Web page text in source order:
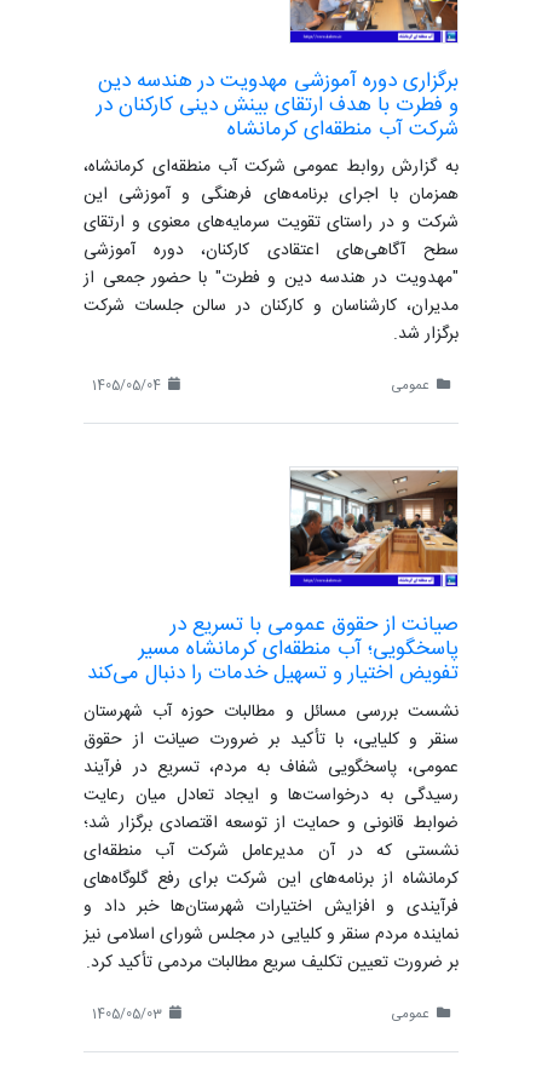
برگزاری دوره آموزشی مهدویت در هندسه دین
و فطرت با هدف ارتقای بینش دینی کارکنان در
شرکت آب منطقه‌ای کرمانشاه
به گزارش روابط عمومی شرکت آب منطقه‌ای کرمانشاه،
همزمان با اجرای برنامه‌های فرهنگی و آموزشی این
شرکت و در راستای تقویت سرمایه‌های معنوی و ارتقای
سطح آگاهی‌های اعتقادی کارکنان، دوره آموزشی
"مهدویت در هندسه دین و فطرت" با حضور جمعی از
مدیران، کارشناسان و کارکنان در سالن جلسات شرکت
برگزار شد.
عمومی
صیانت از حقوق عمومی با تسریع در
پاسخگویی؛ آب منطقه‌ای کرمانشاه مسیر
تفویض اختیار و تسهیل خدمات را دنبال می‌کند
نشست بررسی مسائل و مطالبات حوزه آب شهرستان
سنقر و کلیایی، با تأکید بر ضرورت صیانت از حقوق
عمومی، پاسخگویی شفاف به مردم، تسریع در فرآیند
رسیدگی به درخواست‌ها و ایجاد تعادل میان رعایت
ضوابط قانونی و حمایت از توسعه اقتصادی برگزار شد؛
نشستی که در آن مدیرعامل شرکت آب منطقه‌ای
کرمانشاه از برنامه‌های این شرکت برای رفع گلوگاه‌های
فرآیندی و افزایش اختیارات شهرستان‌ها خبر داد و
نماینده مردم سنقر و کلیایی در مجلس شورای اسلامی نیز
بر ضرورت تعیین تکلیف سریع مطالبات مردمی تأکید کرد.
عمومی